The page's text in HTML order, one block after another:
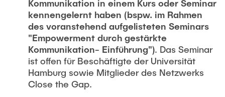
Kommunikation in einem Kurs oder Seminar
kennengelernt haben (bspw. im Rahmen
des voranstehend aufgelisteten Seminars
"Empowerment durch gestärkte
Kommunikation- Einführung"). Das Seminar
ist offen für Beschäftigte der Universität
Hamburg sowie Mitglieder des Netzwerks
Close the Gap.